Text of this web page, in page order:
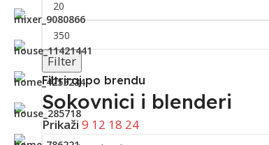
Filter
Filtriraj po brendu
Sokovnici i blenderi
Prikaži 9 12 18 24